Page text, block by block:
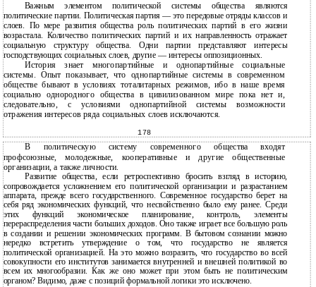
Важным элементом политической системы общества являются
политические партии. Политическая партия — это передовые отряды классов и
слоев. По мере развития общества роль политических партий в его жизни
возрастала. Количество политических партий и их направленность отражает
социальную структуру общества. Одни партии представляют интересы
господствующих социальных слоев, другие — интересы оппозиционных.
История знает многопартийные и однопартийные социальные
системы. Опыт показывает, что однопартийные системы в современном
обществе бывают в условиях тоталитарных режимов, ибо в наше время
социально однородного общества в цивилизованном мире пока нет и,
следовательно, с условиями однопартийной системы возможности
отражения интересов ряда социальных слоев исключаются.
178
В политическую систему современного общества входят
профсоюзные, молодежные, кооперативные и другие общественные
организации, а также личности.
Развитие общества, если ретроспективно бросить взгляд в историю,
сопровождается усложнением его политической организации и разрастанием
аппарата, прежде всего государственного. Современное государство берет на
себя ряд экономических функций, что несвойственно было ему ранее. Среди
этих функций экономическое планирование, контроль, элементы
перераспределения части больших доходов. Оно также играет все большую роль
в создании и решении экономических программ. В бытовом сознании можно
нередко встретить утверждение о том, что государство не является
политической организацией. На это можно возразить, что государство во всей
совокупности его институтов занимается внутренней и внешней политикой во
всем их многообразии. Как же оно может при этом быть не политическим
органом? Видимо, даже с позиций формальной логики это исключено.